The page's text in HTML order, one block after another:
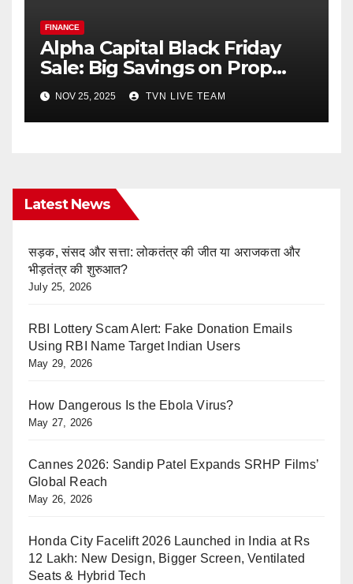
FINANCE
Alpha Capital Black Friday
Sale: Big Savings on Prop
Trading
NOV 25, 2025 TVN LIVE TEAM
Latest News
सड़क, संसद और सत्ता: लोकतंत्र की जीत या अराजकता और
भीड़तंत्र की शुरुआत?
July 25, 2026
RBI Lottery Scam Alert: Fake Donation Emails
Using RBI Name Target Indian Users
May 29, 2026
How Dangerous Is the Ebola Virus?
May 27, 2026
Cannes 2026: Sandip Patel Expands SRHP Films’
Global Reach
May 26, 2026
Honda City Facelift 2026 Launched in India at Rs
12 Lakh: New Design, Bigger Screen, Ventilated
Seats & Hybrid Tech